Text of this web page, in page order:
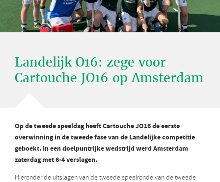
Landelijk O16: zege voor
Cartouche JO16 op Amsterdam
Op de tweede speeldag heeft Cartouche JO16 de eerste
overwinning in de tweede fase van de Landelijke competitie
geboekt. In een doelpuntrijke wedstrijd werd Amsterdam
zaterdag met 6-4 verslagen.
Hieronder de uitslagen van de tweede speelronde van de tweede